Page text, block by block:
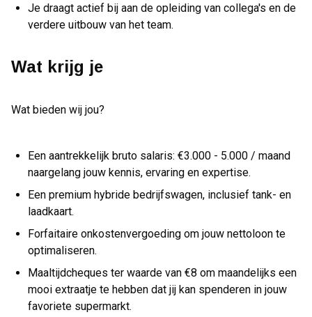
Je draagt actief bij aan de opleiding van collega's en de
verdere uitbouw van het team.
Wat krijg je
Wat bieden wij jou?
Een aantrekkelijk bruto salaris: €3.000 - 5.000 / maand
naargelang jouw kennis, ervaring en expertise.
Een premium hybride bedrijfswagen, inclusief tank- en
laadkaart.
Forfaitaire onkostenvergoeding om jouw nettoloon te
optimaliseren.
Maaltijdcheques ter waarde van €8 om maandelijks een
mooi extraatje te hebben dat jij kan spenderen in jouw
favoriete supermarkt.